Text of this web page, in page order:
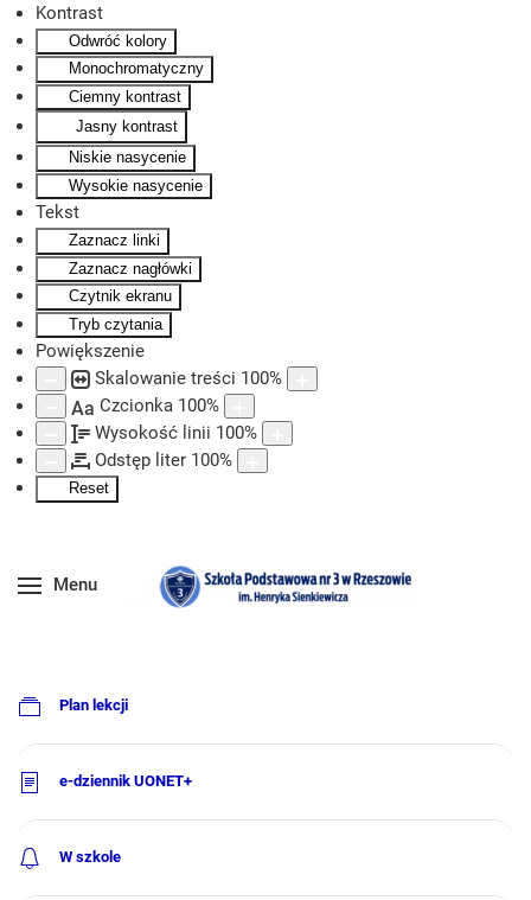
Kontrast
Odwróć kolory
Monochromatyczny
Ciemny kontrast
Jasny kontrast
Niskie nasycenie
Wysokie nasycenie
Tekst
Zaznacz linki
Zaznacz nagłówki
Czytnik ekranu
Tryb czytania
Powiększenie
Skalowanie treści 100%
Aa Czcionka 100%
Wysokość linii 100%
Odstęp liter 100%
Reset
Skip to main content
Menu
Plan lekcji
e-dziennik UONET+
W szkole